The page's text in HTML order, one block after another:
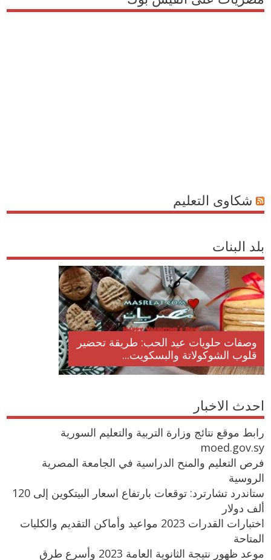
شكاوى التعليم
بلد البنات
وصفات حلويات عيد الحب: طريقة تحضير
قلوب الشوكولاتة والبسكويت...
احدث الاخبار
رابط موقع نتائج وزارة التربية والتعليم السورية
moed.gov.sy
فرص التعليم والمنح الدراسية في الجامعة المصرية
الروسية
ستاندرد تشارترد: توقعات بارتفاع اسعار البيتكوين إلى 120
ألف دولار
اختبارات القدرات 2023 مواعيد وأماكن التقديم والكليات
المتاحة
موعد ظهور نتيجة الثانوية العامة 2023 وأسرع طرق